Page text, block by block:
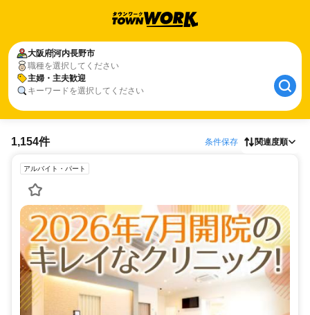
大阪府河内長野市
職種を選択してください
主婦・主夫歓迎
キーワードを選択してください
1,154件 条件保存 関連度順
アルバイト・パート